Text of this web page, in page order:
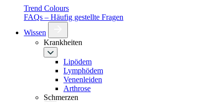
Trend Colours
FAQs – Häufig gestellte Fragen
Wissen
Krankheiten
Lipödem
Lymphödem
Venenleiden
Arthrose
Schmerzen